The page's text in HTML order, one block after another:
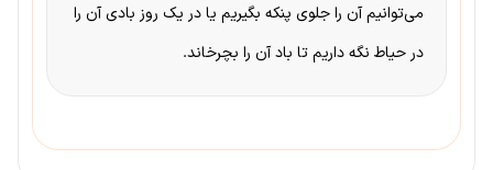
می‌توانیم آن را جلوی پنکه بگیریم یا در یک روز بادی آن را
در حیاط نگه داریم تا باد آن را بچرخاند.